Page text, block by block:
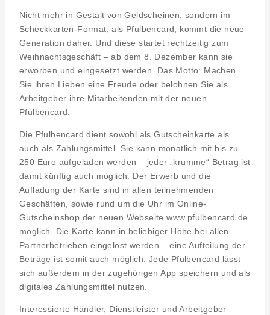
Nicht mehr in Gestalt von Geldscheinen, sondern im
Scheckkarten-Format, als Pfulbencard, kommt die neue
Generation daher. Und diese startet rechtzeitig zum
Weihnachtsgeschäft – ab dem 8. Dezember kann sie
erworben und eingesetzt werden. Das Motto: Machen
Sie ihren Lieben eine Freude oder belohnen Sie als
Arbeitgeber ihre Mitarbeitenden mit der neuen
Pfulbencard.
Die Pfulbencard dient sowohl als Gutscheinkarte als
auch als Zahlungsmittel. Sie kann monatlich mit bis zu
250 Euro aufgeladen werden – jeder „krumme“ Betrag ist
damit künftig auch möglich. Der Erwerb und die
Aufladung der Karte sind in allen teilnehmenden
Geschäften, sowie rund um die Uhr im Online-
Gutscheinshop der neuen Webseite www.pfulbencard.de
möglich. Die Karte kann in beliebiger Höhe bei allen
Partnerbetrieben eingelöst werden – eine Aufteilung der
Beträge ist somit auch möglich. Jede Pfulbencard lässt
sich außerdem in der zugehörigen App speichern und als
digitales Zahlungsmittel nutzen.
Interessierte Händler, Dienstleister und Arbeitgeber